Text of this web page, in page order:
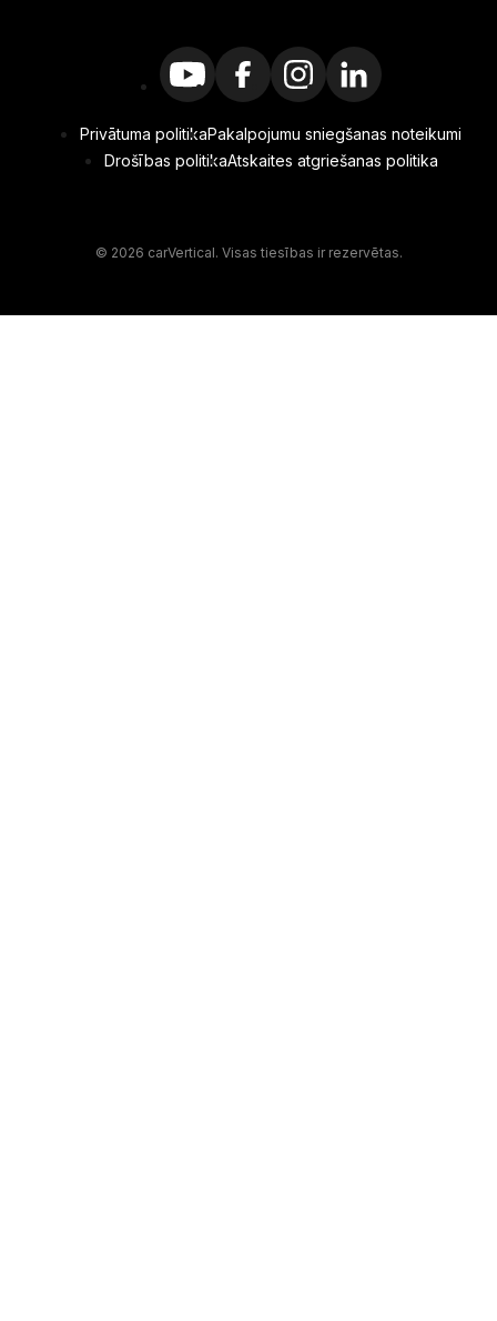
Privātuma politikaPakalpojumu sniegšanas noteikumi
Drošības politikaAtskaites atgriešanas politika
© 2026 carVertical. Visas tiesības ir rezervētas.